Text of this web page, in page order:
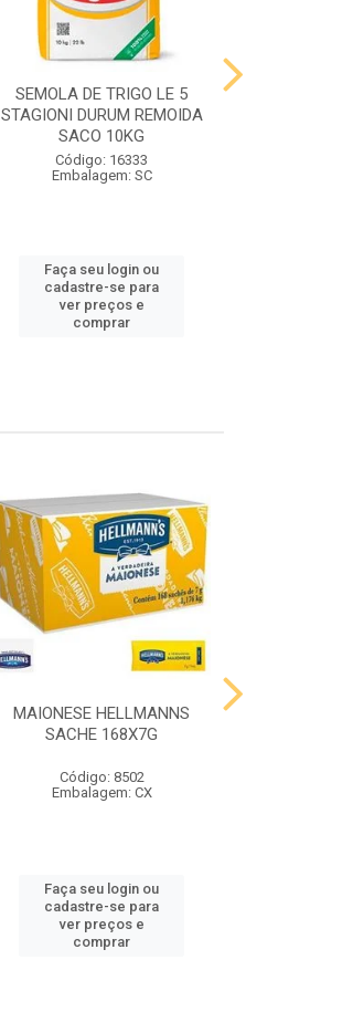
SEMOLA DE TRIGO LE 5
STAGIONI DURUM REMOIDA
SACO 10KG
Código: 16333
Embalagem: SC
Faça seu login ou
cadastre-se para
ver preços e
comprar
MAIONESE HELLMANNS
SACHE 168X7G
Código: 8502
Embalagem: CX
Faça seu login ou
cadastre-se para
ver preços e
comprar